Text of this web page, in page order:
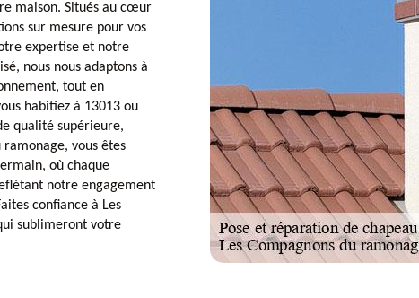
maison. Situés au cœur
sur mesure pour vos
expertise et notre
nous nous adaptons à
tout en
habitiez à 13013 ou
qualité supérieure,
vous êtes
où chaque
notre engagement
confiance à Les
sublimeront votre